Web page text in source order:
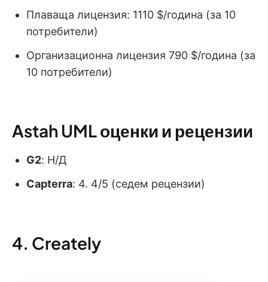
Плаваща лицензия: 1110 $/година (за 10
потребители)
Организационна лицензия 790 $/година (за
10 потребители)
Astah UML оценки и рецензии
G2: Н/Д
Capterra: 4. 4/5 (седем рецензии)
4. Creately